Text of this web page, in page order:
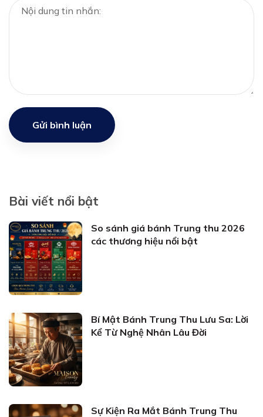
Gửi bình luận
Bài viết nổi bật
So sánh giá bánh Trung thu 2026
các thương hiệu nổi bật
Bí Mật Bánh Trung Thu Lưu Sa: Lời
Kể Từ Nghệ Nhân Lâu Đời
Sự Kiện Ra Mắt Bánh Trung Thu